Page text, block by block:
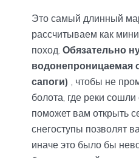
Это самый длинный
рассчитываем как
поход. Обязательно
водонепроницаемая
сапоги)
, чтобы не
болота, где реки сошли
поможет вам открыть
снегоступы позволят
иначе это было бы